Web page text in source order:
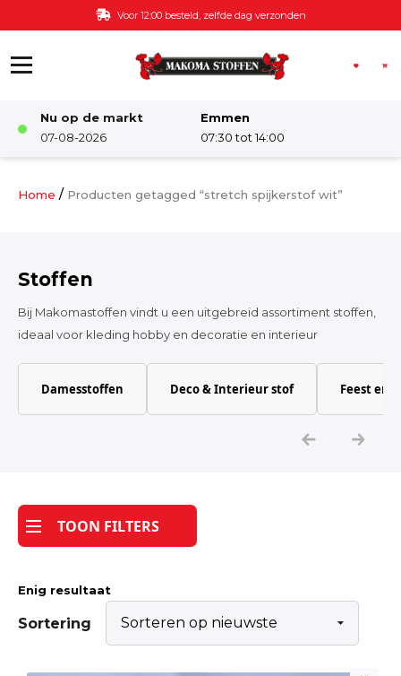
Ga naar de inhoud Voor 12:00 besteld, zelfde dag verzonden
Nu op de markt
07-08-2026
Emmen
07:30 tot 14:00
Damesstoffen
Katoen
Tijdpakker stof
Home / Producten getagged “stretch spijkerstof wit”
Stoffen
Bij Makomastoffen vindt u een uitgebreid assortiment stoffen,
ideaal voor kleding hobby en decoratie en interieur
Damesstoffen Deco & Interieur stof Feest en
TOON FILTERS
Enig resultaat
Sortering